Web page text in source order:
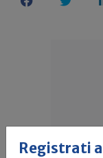
Registrati